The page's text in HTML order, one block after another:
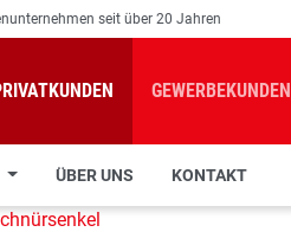
seit über 20 Jahren
GEWERBEKUNDEN
ÜBER UNS KONTAKT